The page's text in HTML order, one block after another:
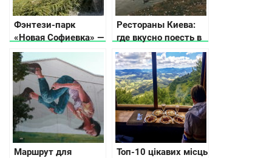
Фэнтези-парк
«Новая Софиевка» —
место красоты и
гармонии
Рестораны Киева:
где вкусно поесть в
столице Украины
Маршрут для
Топ-10 цікавих місць